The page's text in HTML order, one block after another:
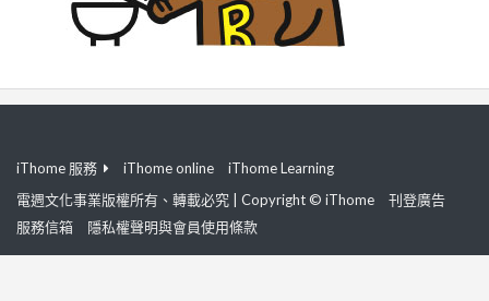
iThome 服務 iThome online
iThome Learning
電週文化事業版權所有、轉載必究 | Copyright © iThome
刊登廣告
服務信箱
隱私權聲明與會員使用條款